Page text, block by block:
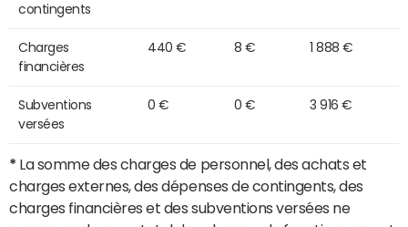
contingents
Charges
financières
440 € 8 € 1 888 €
Subventions
versées
0 € 0 € 3 916 €
* La somme des charges de personnel, des achats et
charges externes, des dépenses de contingents, des
charges financières et des subventions versées ne